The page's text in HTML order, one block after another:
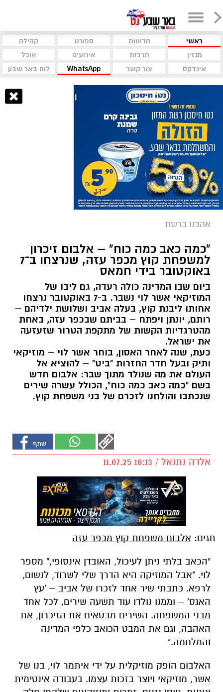
ראשי חדשות ספורט
קהילה
מגזין
תרבות אירועים
אוכל
אינדקס
צור קשר WhatsApp לוח באר שבע
אהבנו ברשת
"כמה כאב כמה כוח" – אלבום זיכרון
למשפחת קוץ מכפר עזה, שנרצחו ב־7
באוקטובר בידי חמאס
ביום שבו המדינה כולה רעדה, גם ליבו של
המוזיקאי אשר לוי נשבר. ב-7 באוקטובר נרצחו
אחותו ליבנת קוץ, בעלה אביב ושלושת ילדיהם –
רותם, יונתן ויפתח – בביתם שבכפר עזה, באחת
מהטרגדיות הקשות של מתקפת הטרור שזעזעה
את ישראל.
כעת, שנה לאחר האסון, בוחר אשר לוי – מוזיקאי
ותיק ובעל חדר החזרות "ביט" – להוציא אל
העולם את מה שנולד מתוך שבר: אלבום חדש
בשם "כמה כאב כמה כוח", הכולל עשרה שירים
שנכתבו והולחנו לזכרם של בני משפחת קוץ.
אלדה נתנאל / 10:13 11.07.25
תגים: אלבום משפחת קוץ מכפר עזה
"הכאב בלתי ניתן לעיכול, האובדן אינסופי," מספר
לוי. "אבל המוזיקה היא הדרך שלי לשרוד, לנשום,
לרפא. כתבתי שיר אחד לזכרו של אביב – 'עץ
האגס' – וממנו נולדו עוד תשעה שירים, לכל אחד
מבני המשפחה. השירים מבטאים את הזיכרון, את
האהבה, וגם את המבט הכואב כלפי המדינה
והמלחמה."
האלבום הופק מוזיקלית על ידי איתמר לוי, בנו של
אשר, מוזיקאי ויוצר בזכות עצמו. בעבודה אינטימית